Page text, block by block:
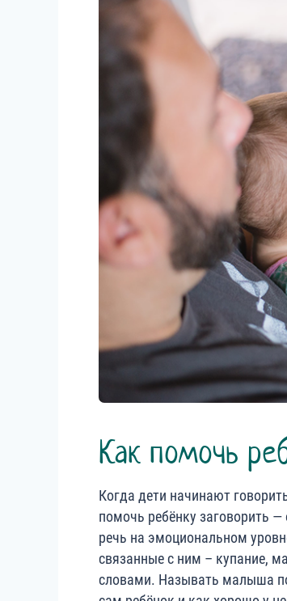
Как помочь
Когда дети начинают
помочь ребёнку заговорить
речь на эмоциональном
связанные с ним – купание,
словами. Называть малыша